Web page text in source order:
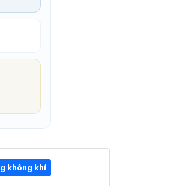
03:00 PM
không khí